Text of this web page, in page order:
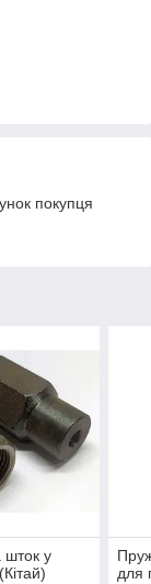
покупця
шток у
для